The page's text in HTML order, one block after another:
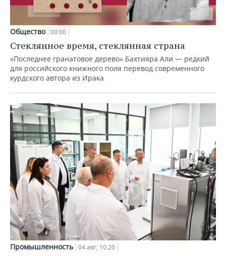
Общество 00:00
Стеклянное время, стеклянная страна
«Последнее гранатовое дерево» Бахтияра Али — редкий
для российского книжного поля перевод современного
курдского автора из Ирака
Промышленность 04 авг, 10:20